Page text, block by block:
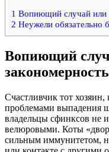
1 Вопиющий случай или
2 Неужели обязательно
Вопиющий
Счастливчик тот хозяин,
проблемами выпадения
владельцы сфинксов не
велюровыми. Коты
сильным иммунитетом,